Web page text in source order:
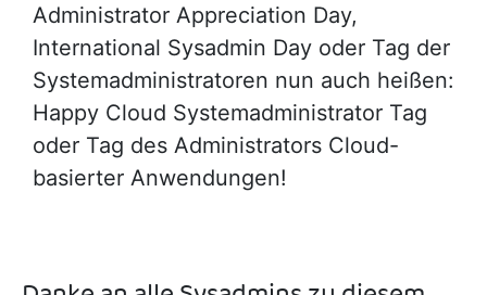
Administrator Appreciation Day,
International Sysadmin Day oder Tag der
Systemadministratoren nun auch heißen:
Happy Cloud Systemadministrator Tag
oder Tag des Administrators Cloud-
basierter Anwendungen!